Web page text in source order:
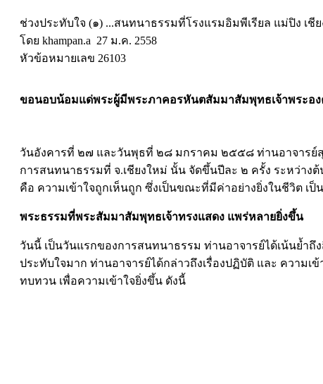
ช่วงประทับใจ (๑) ...สนทนาธรรมที่โรงแรมอิมพีเรียล แม่ปิง เ
โดย khampan.a 27 ม.ค. 2558
หัวข้อหมายเลข 26103
ขอนอบน้อมแด่พระผู้มีพระภาคอรหันตสัมมาสัมพุทธเจ้าพระอ
วันอังคารที่ ๒๗ และวันพุธที่ ๒๘ มกราคม ๒๕๕๘ ท่านอาจารย์สุ
การสนทนาธรรมที่ จ.เชียงใหม่ นั้น จัดขึ้นปีละ ๒ ครั้ง ระหว่าง
คือ ความเข้าใจถูกเห็นถูก ซึ่งเป็นขณะที่มีค่าอย่างยิ่งในชีวิต เ
พระธรรมที่พระสัมมาสัมพุทธเจ้าทรงแสดง แพร่หลายยิ่งขึ้น
วันนี้ เป็นวันแรกของการสนทนาธรรม ท่านอาจารย์ได้เน้นย้ำ
ประทับใจมาก ท่านอาจารย์ได้กล่าวถึงเรื่องปฏิบัติ และ ความเ
ทบทวน เพื่อความเข้าใจยิ่งขึ้น ดังนี้